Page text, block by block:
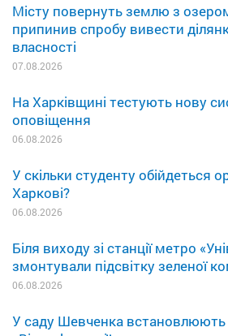
Місту повернуть землю з
припинив спробу вивести
власності
07.08.2026
На Харківщині тестують нову
оповіщення
06.08.2026
У скільки студенту обійдеться
Харкові?
06.08.2026
Біля виходу зі станції метро
змонтували підсвітку зеленої
06.08.2026
У саду Шевченка